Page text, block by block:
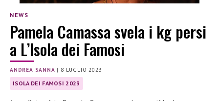
NEWS
Pamela Camassa svela i kg persi
a L’Isola dei Famosi
ANDREA SANNA | 8 LUGLIO 2023
ISOLA DEI FAMOSI 2023